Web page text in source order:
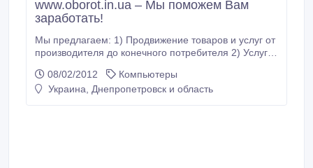
www.oborot.in.ua – Мы поможем Вам
заработать!
Мы предлагаем: 1) Продвижение товаров и услуг от
производителя до конечного потребителя 2) Услуги
Заказать VIP-рекламу вашего сайта. Мы поможем
Вам заработать, а также станем верным партнером
08/02/2012
Компьютеры
Украина, Днепропетровск и область